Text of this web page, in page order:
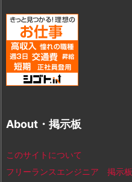
About・掲示板
このサイトについて
フリーランスエンジニア 掲示板